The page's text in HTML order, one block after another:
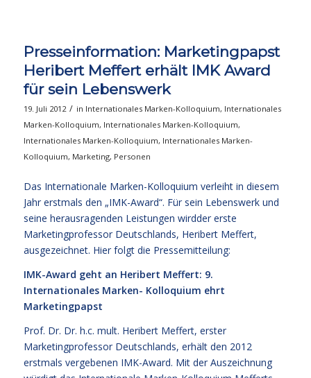
Presseinformation: Marketingpapst
Heribert Meffert erhält IMK Award
für sein Lebenswerk
19. Juli 2012 / in Internationales Marken-Kolloquium, Internationales
Marken-Kolloquium, Internationales Marken-Kolloquium,
Internationales Marken-Kolloquium, Internationales Marken-
Kolloquium, Marketing, Personen
Das Internationale Marken-Kolloquium verleiht in diesem
Jahr erstmals den „IMK-Award“. Für sein Lebenswerk und
seine herausragenden Leistungen wirdder erste
Marketingprofessor Deutschlands, Heribert Meffert,
ausgezeichnet. Hier folgt die Pressemitteilung:
IMK-Award geht an Heribert Meffert: 9.
Internationales Marken- Kolloquium ehrt
Marketingpapst
Prof. Dr. Dr. h.c. mult. Heribert Meffert, erster
Marketingprofessor Deutschlands, erhält den 2012
erstmals vergebenen IMK-Award. Mit der Auszeichnung